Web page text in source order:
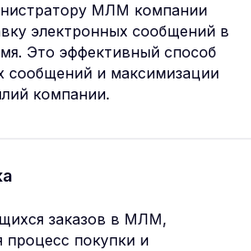
МЛМ компании
электронных сообщений в
Это эффективный способ
сообщений и максимизации
компании.
заказов в МЛМ,
покупки и